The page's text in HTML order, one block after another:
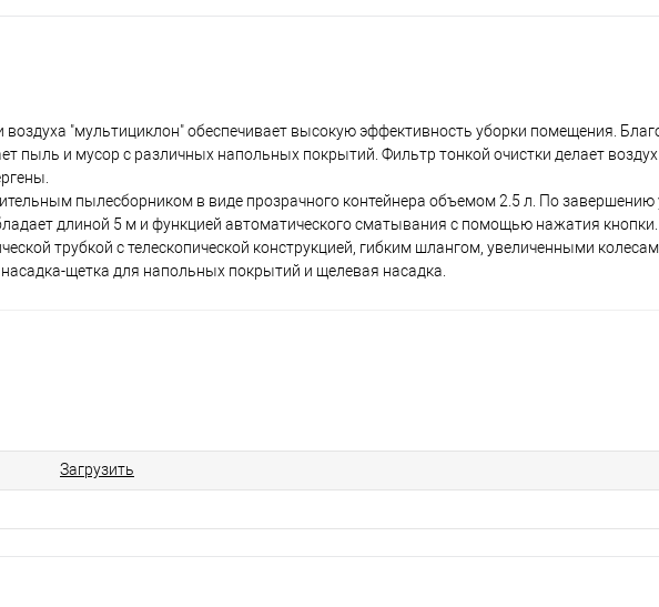
воздуха "мультициклон" обеспечивает высокую эффективность уборки помещения.
пыль и мусор с различных напольных покрытий. Фильтр тонкой очистки делает
пылесборником в виде прозрачного контейнера объемом 2.5 л. По завершению
длиной 5 м и функцией автоматического сматывания с помощью нажатия
трубкой с телескопической конструкцией, гибким шлангом, увеличенными
щетка для напольных покрытий и щелевая насадка.
Загрузить